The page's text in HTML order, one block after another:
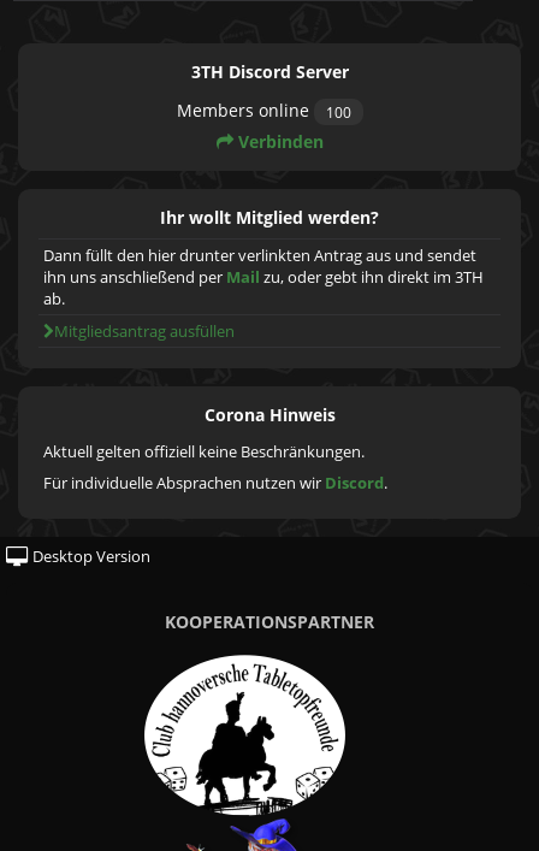
3TH Discord Server
Members online
100
Verbinden
Ihr wollt Mitglied werden?
Dann füllt den hier drunter verlinkten Antrag aus und sendet
ihn uns anschließend per Mail zu, oder gebt ihn direkt im 3TH
ab.
Mitgliedsantrag ausfüllen
Corona Hinweis
Aktuell gelten offiziell keine Beschränkungen.
Für individuelle Absprachen nutzen wir Discord.
Desktop Version
KOOPERATIONSPARTNER